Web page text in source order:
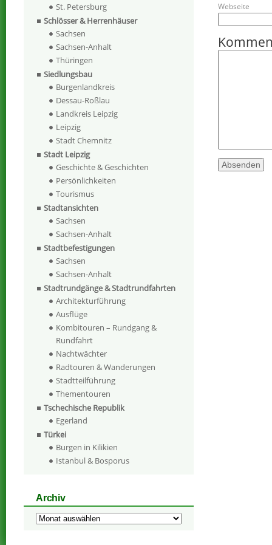
Webseite
St. Petersburg
Schlösser & Herrenhäuser
Sachsen
Sachsen-Anhalt
Thüringen
Siedlungsbau
Burgenlandkreis
Dessau-Roßlau
Landkreis Leipzig
Leipzig
Stadt Chemnitz
Stadt Leipzig
Geschichte & Geschichten
Persönlichkeiten
Tourismus
Stadtansichten
Sachsen
Sachsen-Anhalt
Stadtbefestigungen
Sachsen
Sachsen-Anhalt
Stadtrundgänge & Stadtrundfahrten
Architekturführung
Ausflüge
Kombitouren – Rundgang &
Rundfahrt
Nachtwächter
Radtouren & Wanderungen
Stadtteilführung
Thementouren
Tschechische Republik
Egerland
Türkei
Burgen in Kilikien
Istanbul & Bosporus
Archiv
Archiv